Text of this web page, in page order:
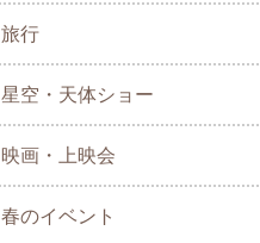
旅行
星空・天体ショー
映画・上映会
春のイベント